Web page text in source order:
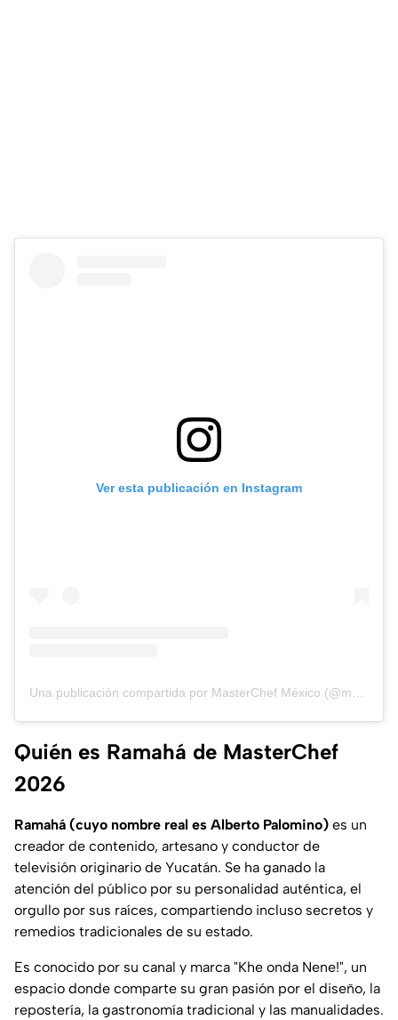
Ver esta publicación en Instagram
Quién es Ramahá de MasterChef
2026
Ramahá (cuyo nombre real es Alberto Palomino) es un
creador de contenido, artesano y conductor de
televisión originario de Yucatán. Se ha ganado la
atención del público por su personalidad auténtica, el
orgullo por sus raíces, compartiendo incluso secretos y
remedios tradicionales de su estado.
Es conocido por su canal y marca "Khe onda Nene!", un
espacio donde comparte su gran pasión por el diseño, la
repostería, la gastronomía tradicional y las manualidades.